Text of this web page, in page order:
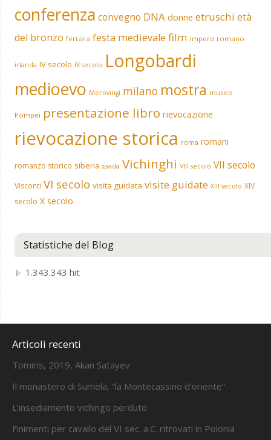
conferenza convegno DNA donne etruschi età
del bronzo ferrara festa medievale film impero romano
irlanda IV secolo IX secolo Longobardi
medioevo Merovingi milano mostra museo
Pompei presentazione libro rievocazione
rievocazione storica roma romani
romanzo storico siberia spada Vichinghi VIII secolo VII secolo
Visconti VI secolo visita guidata visite guidate XIII secolo XIV
secolo X secolo
Statistiche del Blog
1.343.343 hit
Articoli recenti
Tomiris, 2019, Akan Satayev
Il monastero di Sumela, “la Montecassino d’oriente”
L’insediamento vichingo perduto
Finimenti per cavallo del VI sec. a.C. ritrovati in Polonia